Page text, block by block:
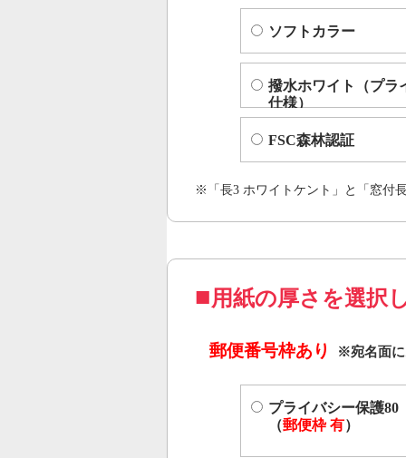
ソフトカラー
撥水ホワイト（プラ
仕様）
FSC森林認証
※「長3 ホワイトケント」と「窓付
用紙の厚さを選択
郵便番号枠あり
プライバシー保護80
（郵便枠 有）